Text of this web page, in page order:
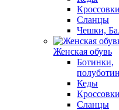
Кроссовки
Сланцы
Чешки,
Женская обувь
Ботинки,
Кеды
Кроссовки
Сланцы